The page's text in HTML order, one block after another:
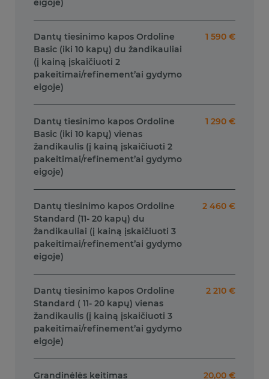
eigoje)
Dantų tiesinimo kapos Ordoline
Basic (iki 10 kapų) du žandikauliai
(į kainą įskaičiuoti 2
pakeitimai/refinement’ai gydymo
eigoje)
1 590 €
Dantų tiesinimo kapos Ordoline
Basic (iki 10 kapų) vienas
žandikaulis (į kainą įskaičiuoti 2
pakeitimai/refinement’ai gydymo
eigoje)
1 290 €
Dantų tiesinimo kapos Ordoline
Standard (11- 20 kapų) du
žandikauliai (į kainą įskaičiuoti 3
pakeitimai/refinement’ai gydymo
eigoje)
2 460 €
Dantų tiesinimo kapos Ordoline
Standard ( 11- 20 kapų) vienas
žandikaulis (į kainą įskaičiuoti 3
pakeitimai/refinement’ai gydymo
eigoje)
2 210 €
Grandinėlės keitimas 20,00 €